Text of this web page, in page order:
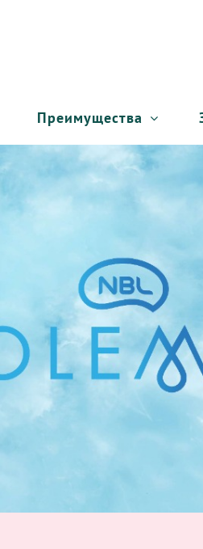
Преимущества